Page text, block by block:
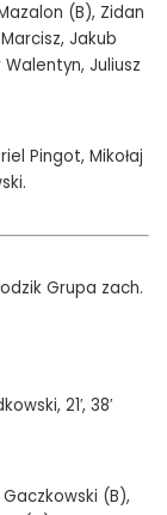
(B), Zidan
Jakub
Walentyn, Juliusz
Pingot, Mikołaj
Grupa zach.
21′, 38′
(B),